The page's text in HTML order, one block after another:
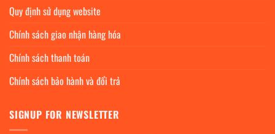
Quy định sử dụng website
Chính sách giao nhận hàng hóa
Chính sách thanh toán
Chính sách bảo hành và đổi trả
SIGNUP FOR NEWSLETTER